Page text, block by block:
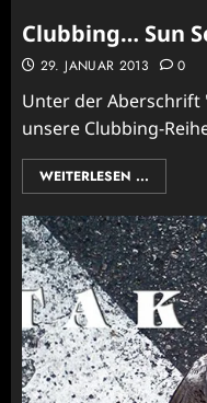
Clubbing… Sun
29. JANUAR 2013 0
Unter der Aberschrift
unsere Clubbing-
WEITERLESEN ...